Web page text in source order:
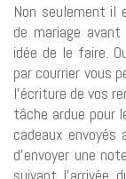
Non seulement il
de mariage
idée de le faire.
par courrier vous
l’écriture de vos
tâche ardue pour
cadeaux
d’envoyer une